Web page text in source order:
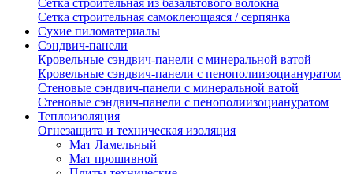
Сетка строительная из базальтового волокна
Сетка строительная самоклеющаяся / серпянка
Сухие пиломатериалы
Сэндвич-панели
Кровельные сэндвич-панели с минеральной ватой
Кровельные сэндвич-панели с пенополиизоциануратом
Стеновые сэндвич-панели с минеральной ватой
Стеновые сэндвич-панели с пенополиизоциануратом
Теплоизоляция
Огнезащита и техническая изоляция
Мат Ламельный
Мат прошивной